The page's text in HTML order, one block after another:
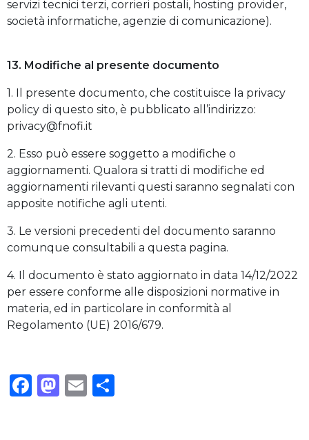
servizi tecnici terzi, corrieri postali, hosting provider,
società informatiche, agenzie di comunicazione).
13. Modifiche al presente documento
1. Il presente documento, che costituisce la privacy
policy di questo sito, è pubblicato all’indirizzo:
privacy@fnofi.it
2. Esso può essere soggetto a modifiche o
aggiornamenti. Qualora si tratti di modifiche ed
aggiornamenti rilevanti questi saranno segnalati con
apposite notifiche agli utenti.
3. Le versioni precedenti del documento saranno
comunque consultabili a questa pagina.
4. Il documento è stato aggiornato in data 14/12/2022
per essere conforme alle disposizioni normative in
materia, ed in particolare in conformità al
Regolamento (UE) 2016/679.
Facebook
Mastodon
Email